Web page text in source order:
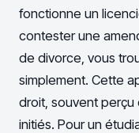
fonctionne un
contester une
de divorce, vous
simplement. Cette
droit, souvent perçu
initiés. Pour un